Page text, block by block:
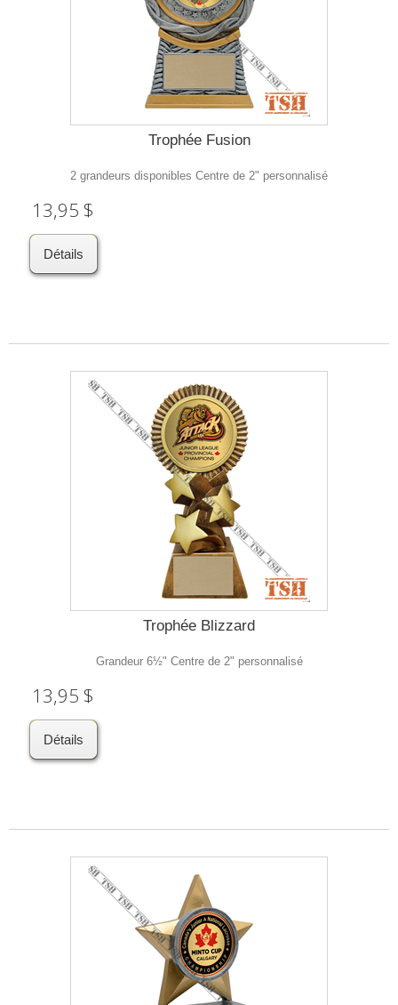
Trophée Fusion
2 grandeurs disponibles Centre de 2" personnalisé
13,95 $
Détails
Trophée Blizzard
Grandeur 6½" Centre de 2" personnalisé
13,95 $
Détails